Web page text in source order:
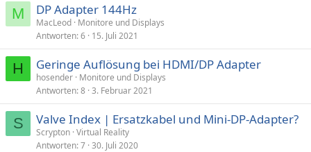
M DP Adapter 144Hz
MacLeod Monitore und Displays
Antworten 6 15. Juli 2021
H Geringe Auflösung bei HDMI/DP Adapter
hosender Monitore und Displays
Antworten 8 3. Februar 2021
S Valve Index | Ersatzkabel und Mini-DP-Adapter?
Scrypton Virtual Reality
Antworten 7 30. Juli 2020